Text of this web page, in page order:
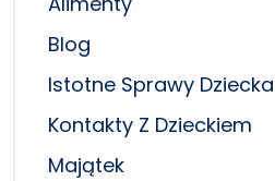
Blog
Istotne Sprawy Dziecka
Kontakty Z Dzieckiem
Majątek